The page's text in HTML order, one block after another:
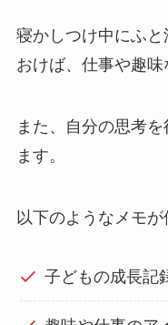
寝かしつけ中にふ
おけば、仕事や趣味
また、自分の思考
ます。
以下のようなメモ
子どもの成長記